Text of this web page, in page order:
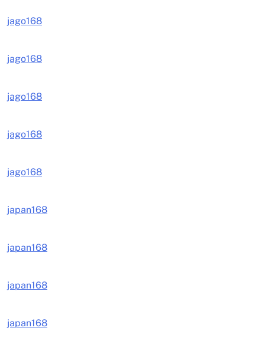
jago168
jago168
jago168
jago168
jago168
japan168
japan168
japan168
japan168